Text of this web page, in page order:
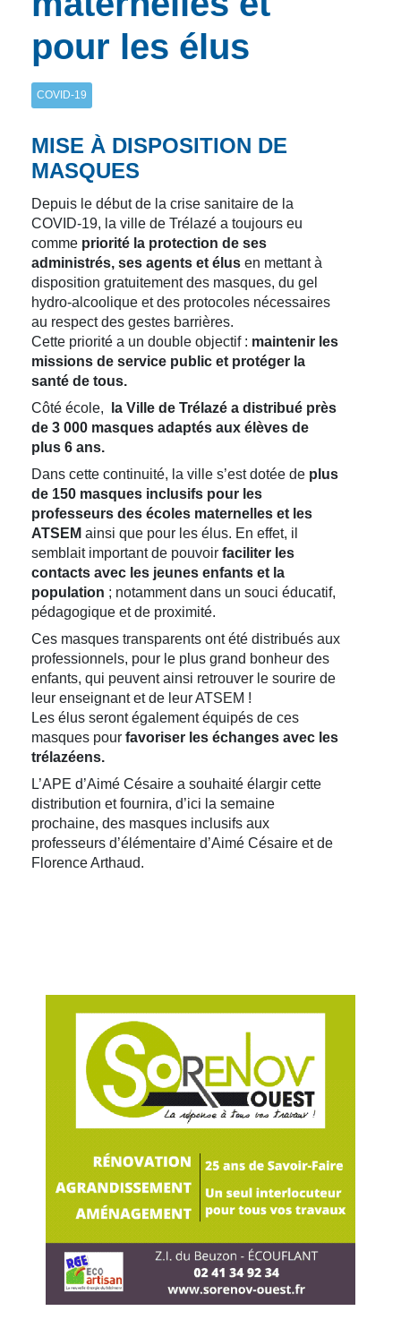
pour les élus
COVID-19
MISE À DISPOSITION DE
MASQUES
Depuis le début de la crise sanitaire de la
COVID-19, la ville de Trélazé a toujours eu
comme priorité la protection de ses
administrés, ses agents et é lus en mettant à
disposition gratuitement des masques, du gel
hydro-alcoolique et des protocoles nécessaires
au respect des gestes barrières.
Cette priorité a un double objectif : maintenir les
missions de service public et protéger la
santé de tous.
Côté école,
la Ville de Tré lazé a distribué près
de 3 000 masques adaptés aux é lèves de
plus 6 ans.
Dans cette continuité, la ville s’est dotée de plus
de 150 masques inclusifs pour les
professeurs des écoles maternelles et les
ATSEM ainsi que pour les élus. En effet, il
semblait important de pouvoir faciliter les
contacts avec les jeunes enfants et la
population ; notamment dans un souci éducatif,
pédagogique et de proximité.
Ces masques transparents ont été distribués aux
professionnels, pour le plus grand bonheur des
enfants, qui peuvent ainsi retrouver le sourire de
leur enseignant et de leur ATSEM !
Les élus seront également équipés de ces
masques pour favoriser les échanges avec les
tré lazéens.
L’APE d’Aimé Césaire a souhaité élargir cette
distribution et fournira, d’ici la semaine
prochaine, des masques inclusifs aux
professeurs d’élémentaire d’Aimé Césaire et de
Florence Arthaud.